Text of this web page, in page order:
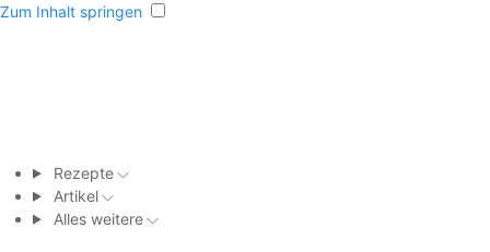
Zum Inhalt springen
Rezepte
Artikel
Alles weitere